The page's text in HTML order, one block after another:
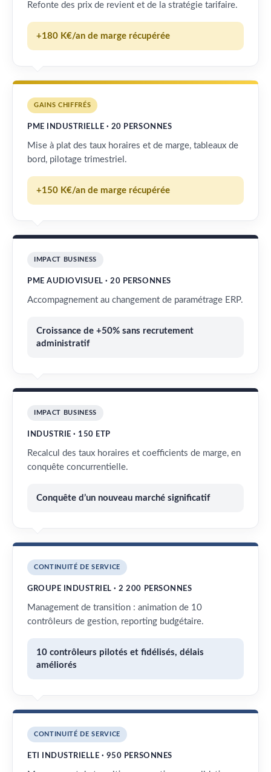
Refonte des prix de revient et de la stratégie tarifaire.
+180 K€/an de marge récupérée
GAINS CHIFFRÉS
PME INDUSTRIELLE · 20 PERSONNES
Mise à plat des taux horaires et de marge, tableaux de
bord, pilotage trimestriel.
+150 K€/an de marge récupérée
IMPACT BUSINESS
PME AUDIOVISUEL · 20 PERSONNES
Accompagnement au changement de paramétrage ERP.
Croissance de +50% sans recrutement
administratif
IMPACT BUSINESS
INDUSTRIE · 150 ETP
Recalcul des taux horaires et coefficients de marge, en
conquête concurrentielle.
Conquête d’un nouveau marché significatif
CONTINUITÉ DE SERVICE
GROUPE INDUSTRIEL · 2 200 PERSONNES
Management de transition : animation de 10
contrôleurs de gestion, reporting budgétaire.
10 contrôleurs pilotés et fidélisés, délais
améliorés
CONTINUITÉ DE SERVICE
ETI INDUSTRIELLE · 950 PERSONNES